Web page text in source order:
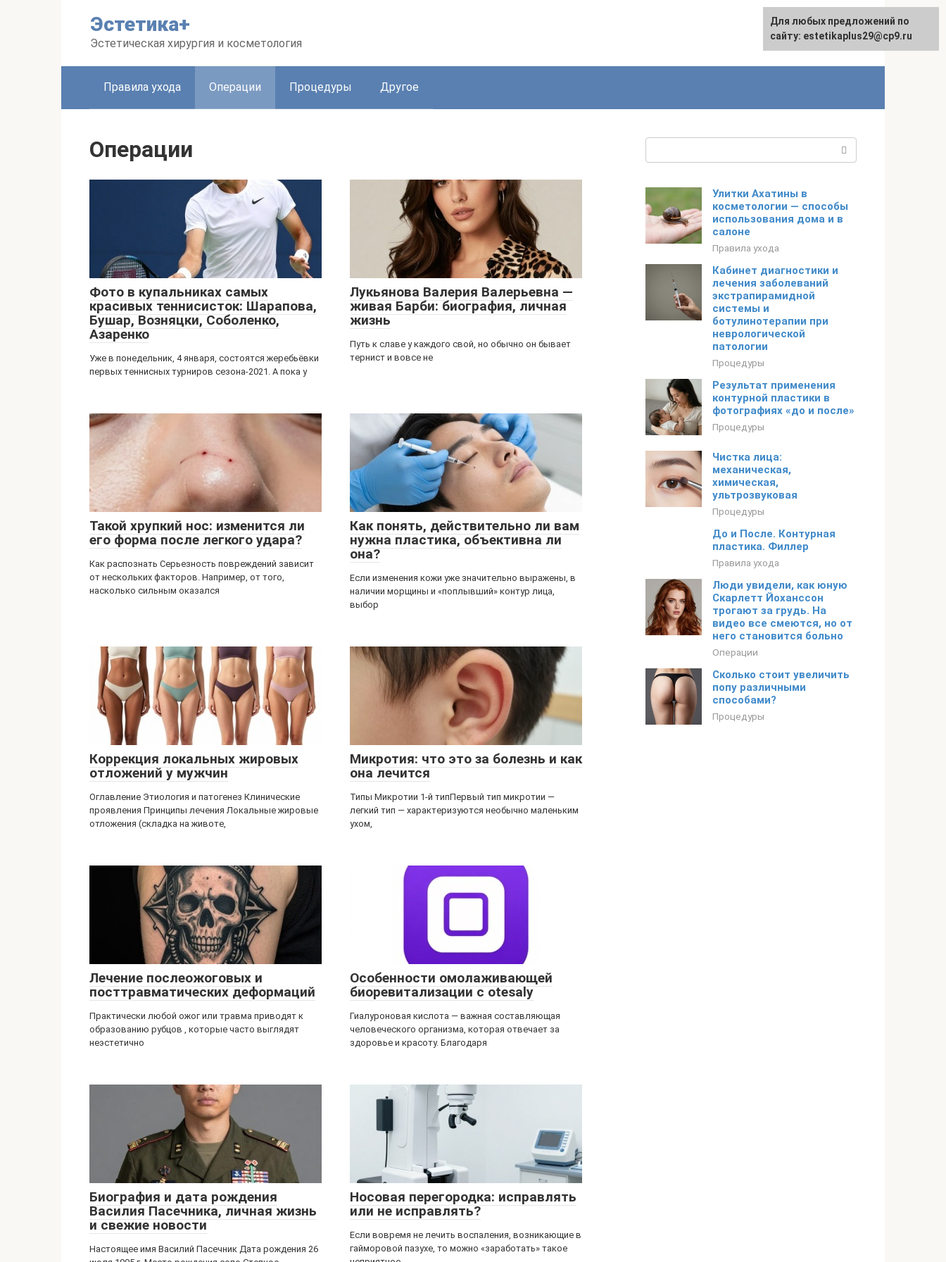
Эстетика+
Эстетическая хирургия и косметология
Правила ухода Операции Процедуры Другое
Операции
Фото в купальниках самых
красивых теннисисток: Шарапова,
Бушар, Возняцки, Соболенко,
Азаренко
Уже в понедельник, 4 января, состоятся жеребьёвки
первых теннисных турниров сезона-2021. А пока у
Лукьянова Валерия Валерьевна —
живая Барби: биография, личная
жизнь
Путь к славе у каждого свой, но обычно он бывает
тернист и вовсе не
Такой хрупкий нос: изменится ли
его форма после легкого удара?
Как распознать Серьезность повреждений зависит
от нескольких факторов. Например, от того,
насколько сильным оказался
Как понять, действительно ли вам
нужна пластика, объективна ли
она?
Если изменения кожи уже значительно выражены, в
наличии морщины и «поплывший» контур лица,
выбор
Коррекция локальных жировых
отложений у мужчин
Оглавление Этиология и патогенез Клинические
проявления Принципы лечения Локальные жировые
отложения (складка на животе,
Микротия: что это за болезнь и как
она лечится
Типы Микротии 1-й типПервый тип микротии —
легкий тип — характеризуются необычно маленьким
ухом,
Лечение послеожоговых и
посттравматических деформаций
Практически любой ожог или травма приводят к
образованию рубцов , которые часто выглядят
неэстетично
Особенности омолаживающей
биоревитализации с otesaly
Гиалуроновая кислота — важная составляющая
человеческого организма, которая отвечает за
здоровье и красоту. Благодаря
Биография и дата рождения
Василия Пасечника, личная жизнь
и свежие новости
Настоящее имя Василий Пасечник Дата рождения 26
Носовая перегородка: исправлять
или не исправлять?
Если вовремя не лечить воспаления, возникающие в
гайморовой пазухе, то можно «заработать» такое
Улитки Ахатины в
косметологии — способы
использования дома и в
салоне
Правила ухода
Кабинет диагностики и
лечения заболеваний
экстрапирамидной
системы и
ботулинотерапии при
неврологической
патологии
Процедуры
Результат применения
контурной пластики в
фотографиях «до и после»
Процедуры
Чистка лица:
механическая,
химическая,
ультрозвуковая
Процедуры
До и После. Контурная
пластика. Филлер
Правила ухода
Люди увидели, как юную
Скарлетт Йоханссон
трогают за грудь. На
видео все смеются, но от
него становится больно
Операции
Сколько стоит увеличить
попу различными
способами?
Процедуры
Для любых предложений по
сайту: estetikaplus29@cp9.ru